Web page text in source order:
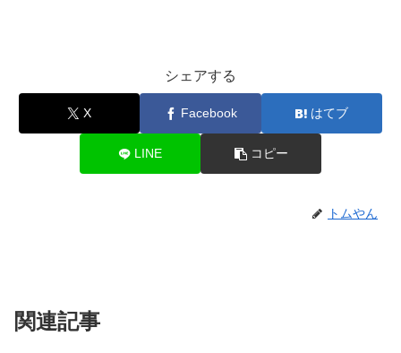
シェアする
X Facebook はてブ
LINE コピー
トムやん
関連記事